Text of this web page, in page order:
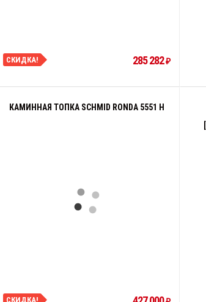
СКИДКА! 285 282₽
КАМИННАЯ ТОПКА SCHMID RONDA 5551 H
СКИДКА!